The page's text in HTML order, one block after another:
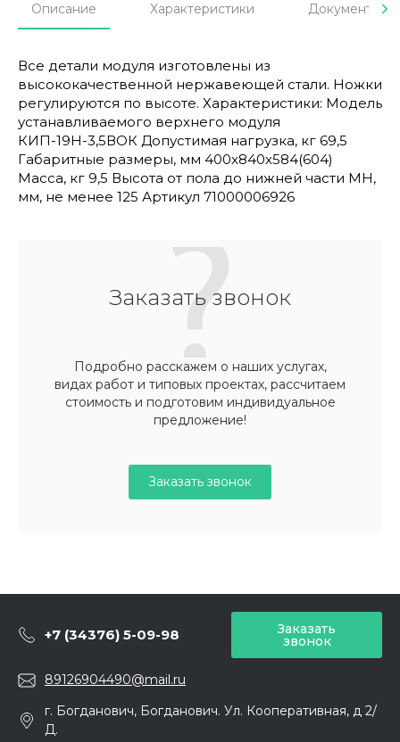
Описание Характеристики Документы
Все детали модуля изготовлены из
высококачественной нержавеющей стали. Ножки
регулируются по высоте. Характеристики: Модель
устанавливаемого верхнего модуля
КИП-19Н-3,5ВОК Допустимая нагрузка, кг 69,5
Габаритные размеры, мм 400x840х584(604)
Масса, кг 9,5 Высота от пола до нижней части МН,
мм, не менее 125 Артикул 71000006926
Заказать звонок
Подробно расскажем о наших услугах,
видах работ и типовых проектах, рассчитаем
стоимость и подготовим индивидуальное
предложение!
Заказать звонок
+7 (34376) 5-09-98 Заказать
звонок
89126904490@mail.ru
г. Богданович, Богданович. Ул. Кооперативная, д 2/
Д.